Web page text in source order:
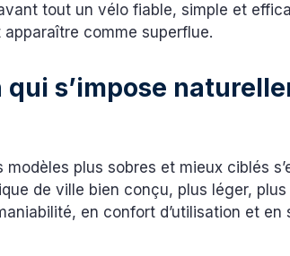
tout un vélo fiable, simple et
comme superflue.
s’impose
modèles plus sobres et mieux ciblés
de ville bien conçu, plus léger,
en confort d’utilisation et en